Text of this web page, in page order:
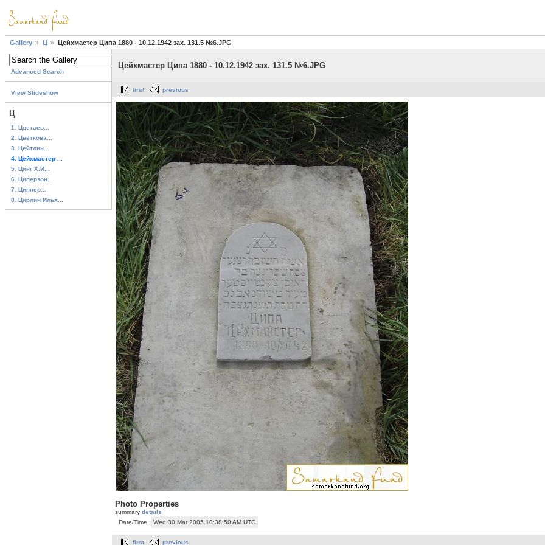
Gallery Ц Цейхмастер Ципа 1880 - 10.12.1942 зах. 131.5 №6.JPG
Advanced Search
View Slideshow
Ц
1. Цветаев...
2. Цветкова...
3. Цейтлин...
4. Цейхмастер ...
5. Цинг Х.И...
6. Циперзон...
7. Циппер...
8. Цирлин Илья...
Цейхмастер Ципа 1880 - 10.12.1942 зах. 131.5 №6.JPG
first previous
Photo Properties
summary details
Date/Time
Wed 30 Mar 2005 10:38:50 AM UTC
first previous